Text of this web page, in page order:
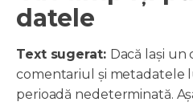
datele
Text sugerat: Dacă lași un
comentariul și metadatele
perioadă nedeterminată.